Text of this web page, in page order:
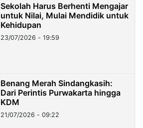
Sekolah Harus Berhenti Mengajar
untuk Nilai, Mulai Mendidik untuk
Kehidupan
23/07/2026 - 19:59
Benang Merah Sindangkasih:
Dari Perintis Purwakarta hingga
KDM
21/07/2026 - 09:22